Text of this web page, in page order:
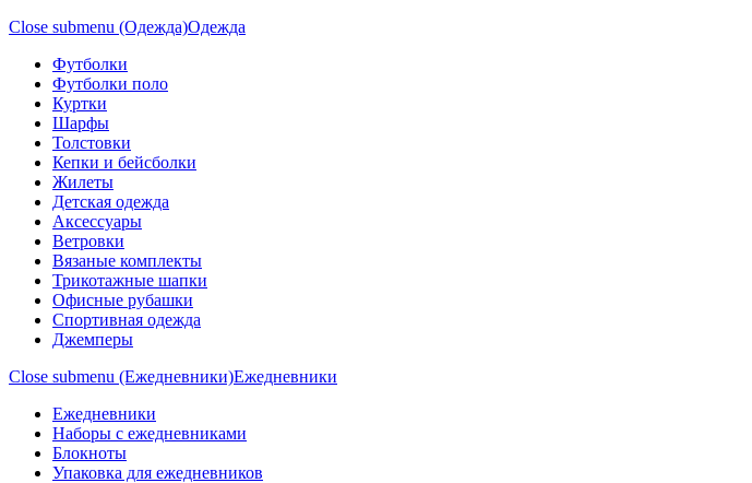
Close submenu (Одежда)Одежда
Футболки
Футболки поло
Куртки
Шарфы
Толстовки
Кепки и бейсболки
Жилеты
Детская одежда
Аксессуары
Ветровки
Вязаные комплекты
Трикотажные шапки
Офисные рубашки
Спортивная одежда
Джемперы
Close submenu (Ежедневники)Ежедневники
Ежедневники
Наборы с ежедневниками
Блокноты
Упаковка для ежедневников